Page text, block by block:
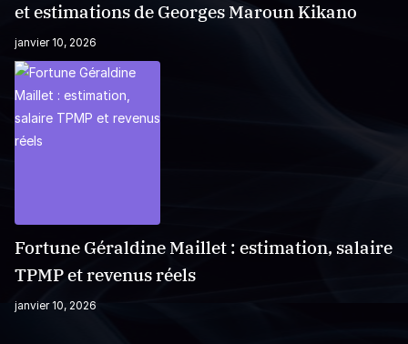
et estimations de Georges Maroun Kikano
janvier 10, 2026
Fortune Géraldine Maillet : estimation, salaire
TPMP et revenus réels
janvier 10, 2026